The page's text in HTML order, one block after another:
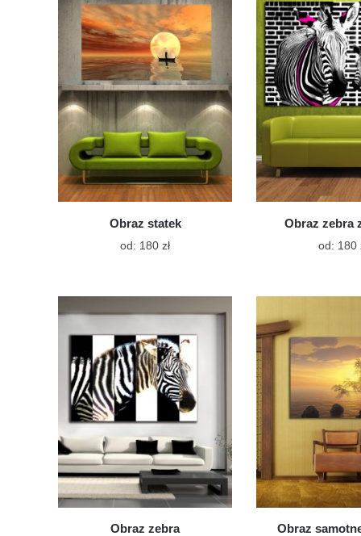
wariantów.
Opcje
można
wybrać
na
stronie
produktu
Obraz statek
od: 180 złTen
wiele
wariantów.
Opcje
można
wybrać
na
stronie
produktu
Obraz zebra
od: 180
Obraz zebra Obraz